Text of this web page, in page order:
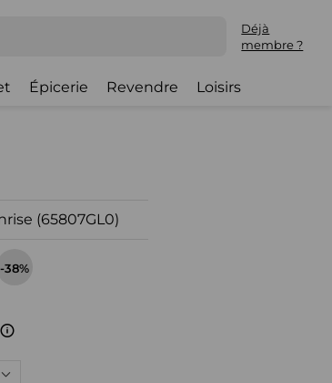
Déjà
membre ?
Épicerie Revendre Loisirs
(65807GL0)
-38%